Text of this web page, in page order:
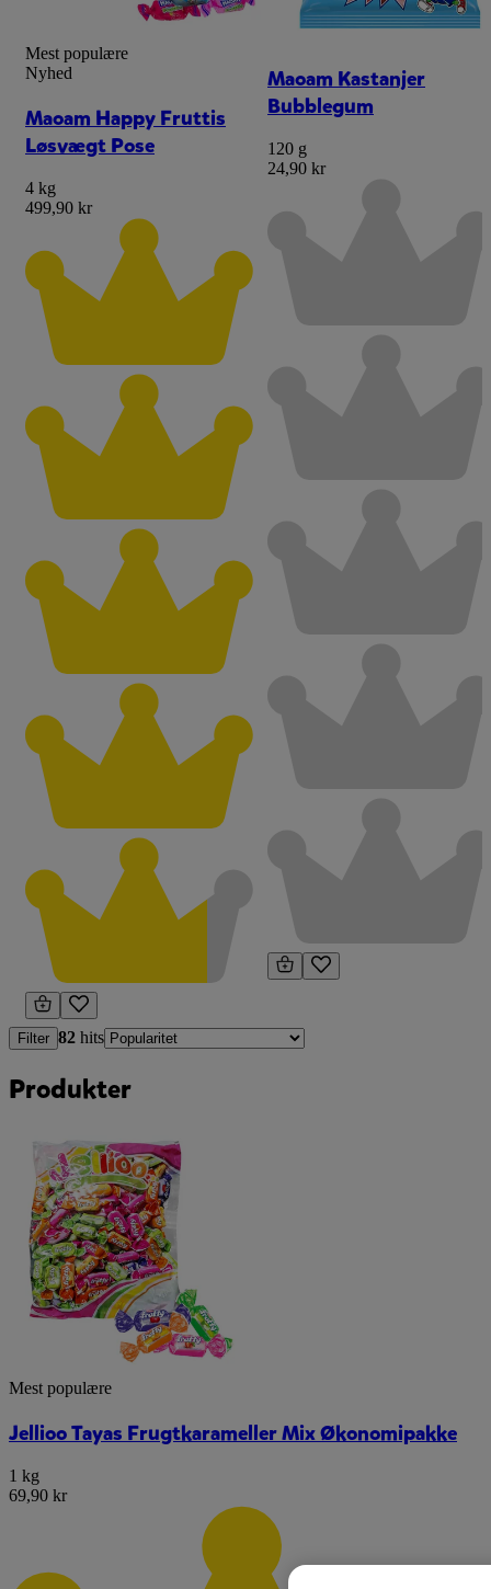
Mest populære
Nyhed
Maoam Happy Fruttis
Løsvægt Pose
4 kg
499,90 kr
Maoam Kastanjer
Bubblegum
120 g
24,90 kr
Filter 82 hits
Produkter
Mest populære
Jellioo Tayas Frugtkarameller Mix Økonomipakke
1 kg
69,90 kr